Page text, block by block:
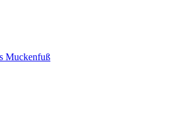
Muckenfuß